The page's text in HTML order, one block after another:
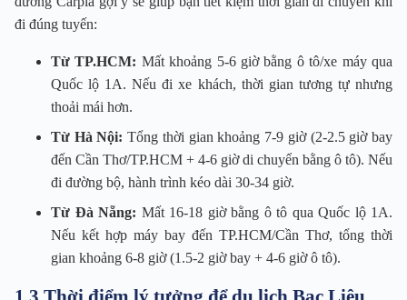
đi đúng tuyến:
Từ TP.HCM: Mất khoảng 5-6 giờ bằng ô tô/xe máy qua
Quốc lộ 1A. Nếu đi xe khách, thời gian tương tự nhưng
thoải mái hơn.
Từ Hà Nội: Tổng thời gian khoảng 7-9 giờ (2-2.5 giờ bay
đến Cần Thơ/TP.HCM + 4-6 giờ di chuyển bằng ô tô). Nếu
đi đường bộ, hành trình kéo dài 30-34 giờ.
Từ Đà Nẵng: Mất 16-18 giờ bằng ô tô qua Quốc lộ 1A.
Nếu kết hợp máy bay đến TP.HCM/Cần Thơ, tổng thời
gian khoảng 6-8 giờ (1.5-2 giờ bay + 4-6 giờ ô tô).